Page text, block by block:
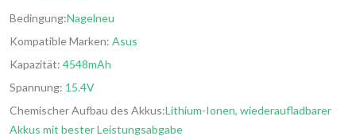
Bedingung:Nagelneu
Kompatible Marken: Asus
Kapazität: 4548mAh
Spannung: 15.4V
Chemischer Aufbau des Akkus:Lithium-Ionen, wiederaufladbarer
Akkus mit bester Leistungsabgabe